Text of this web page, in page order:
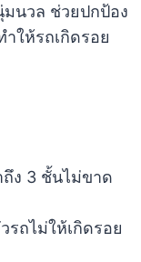
นวล ช่วยปกป้อง
ให้รถเกิดรอย
ง 3 ชั้นไม่ขาด
ถไม่ให้เกิดรอย